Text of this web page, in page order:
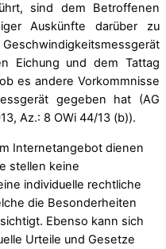
sind dem Betroffenen
Auskünfte darüber zu
Eichung und dem Tattag
es andere Vorkommnisse
gegeben hat (AG
Az.: 8 OWi 44/13 (b)).
Internetangebot dienen
stellen keine
individuelle rechtliche
die Besonderheiten
Ebenso kann sich
Urteile und Gesetze